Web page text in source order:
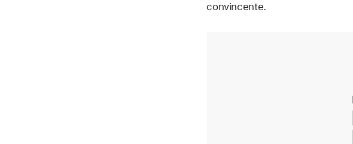
convincente.